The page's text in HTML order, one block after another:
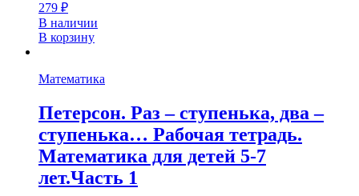
279 ₽
В наличии
В корзину
Математика
Петерсон. Раз – ступенька, два –
ступенька… Рабочая тетрадь.
Математика для детей 5-7
лет.Часть 1